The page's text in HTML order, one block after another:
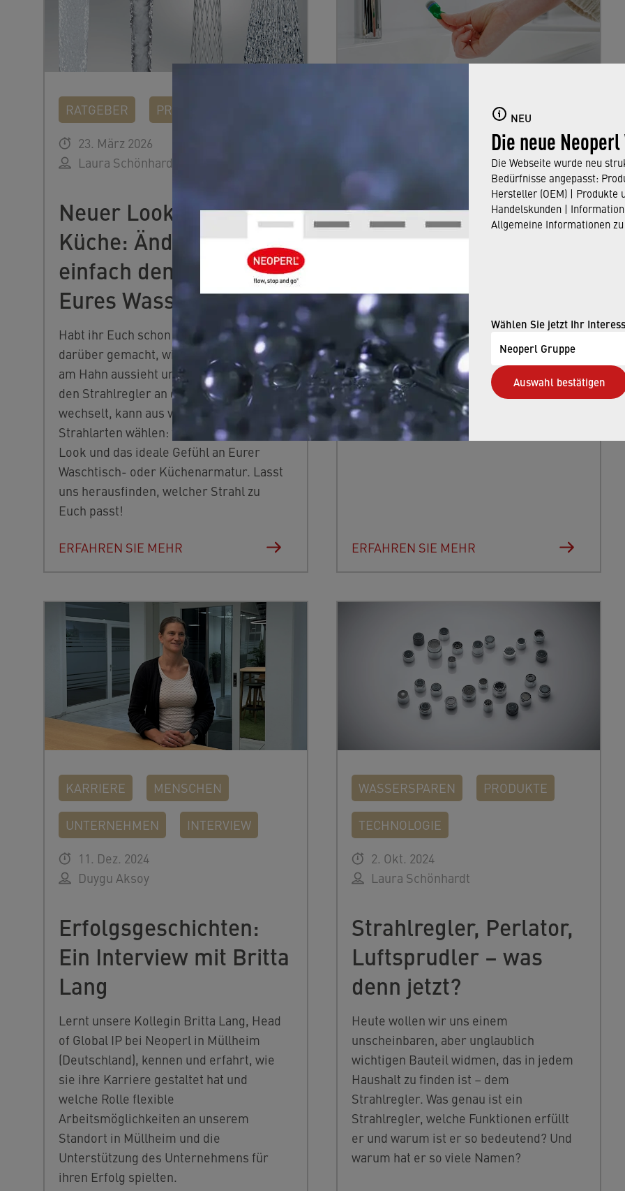
NEU
Die neue
Die Webseite wurde neu
Bedürfnisse angepasst:
Hersteller (OEM) | Produkte
Handelskunden |
Allgemeine Informationen
Wählen Sie jetzt Ihr
Neoperl Gruppe
Auswahl bestätigen
RATGEBER
PRODUKTE
23. März 2026
Laura Schönhardt
Neuer Look in Bad und
Küche: Ändert ganz
einfach den Strahl
Eures Wasserhahns!
Habt ihr Euch schon mal Gedanken
darüber gemacht, wie der Wasserstrahl
am Hahn aussieht und sich anfühlt? Wer
den Strahlregler an der Armatur
wechselt, kann aus verschiedenen
Strahlarten wählen: für den perfekten
Look und das ideale Gefühl an Eurer
Waschtisch- oder Küchenarmatur. Lasst
uns herausfinden, welcher Strahl zu
Euch passt!
ERFAHREN SIE MEHR
PRODUKTE
Hilfe, mein Caché
Strahlregler sitzt fest!
In diesem Blogbeitrag erklären wir, was
ein Caché Strahlregler ist, welche
Modelle erhältlich sind, wie er
ausgetauscht wird und welche
Alternativen es gibt, sollte der Austausch
mit dem Montageschlüssel nicht
funktionieren.
ERFAHREN SIE MEHR
KARRIERE MENSCHEN
UNTERNEHMEN
INTERVIEW
11. Dez. 2024
Duygu Aksoy
Erfolgsgeschichten:
Ein Interview mit Britta
Lang
Lernt unsere Kollegin Britta Lang, Head
of Global IP bei Neoperl in Müllheim
(Deutschland), kennen und erfahrt, wie
sie ihre Karriere gestaltet hat und
welche Rolle flexible
Arbeitsmöglichkeiten an unserem
Standort in Müllheim und die
Unterstützung des Unternehmens für
ihren Erfolg spielten.
WASSERSPAREN PRODUKTE
TECHNOLOGIE
2. Okt. 2024
Laura Schönhardt
Strahlregler, Perlator,
Luftsprudler – was
denn jetzt?
Heute wollen wir uns einem
unscheinbaren, aber unglaublich
wichtigen Bauteil widmen, das in jedem
Haushalt zu finden ist – dem
Strahlregler. Was genau ist ein
Strahlregler, welche Funktionen erfüllt
er und warum ist er so bedeutend? Und
warum hat er so viele Namen?